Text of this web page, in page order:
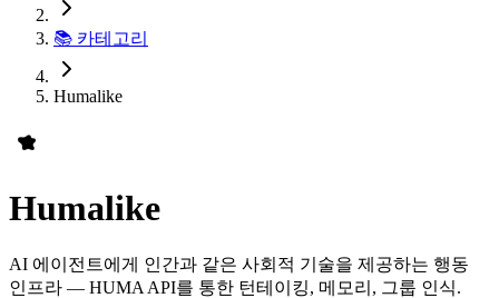
📚 카테고리
Humalike
Humalike
AI 에이전트에게 인간과 같은 사회적 기술을 제공하는 행동
인프라 — HUMA API를 통한 턴테이킹, 메모리, 그룹 인식.